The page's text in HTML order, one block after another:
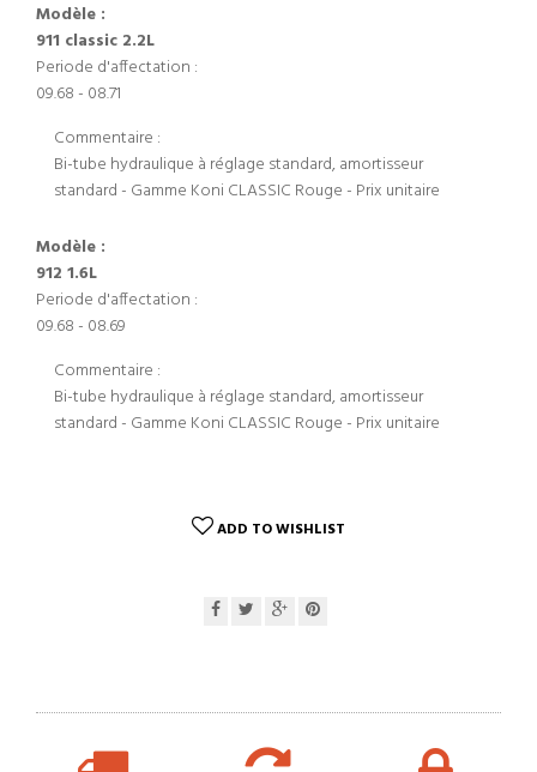
Modèle :
911 classic 2.2L
Periode d'affectation :
09.68 - 08.71
Commentaire :
Bi-tube hydraulique à réglage standard, amortisseur
standard - Gamme Koni CLASSIC Rouge - Prix unitaire
Modèle :
912 1.6L
Periode d'affectation :
09.68 - 08.69
Commentaire :
Bi-tube hydraulique à réglage standard, amortisseur
standard - Gamme Koni CLASSIC Rouge - Prix unitaire
ADD TO WISHLIST